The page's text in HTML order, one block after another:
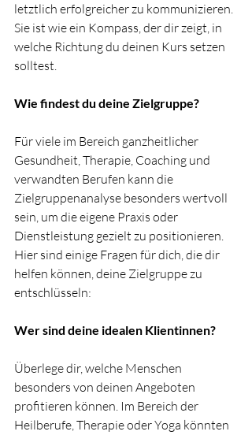
letztlich erfolgreicher zu kommunizieren.
Sie ist wie ein Kompass, der dir zeigt, in
welche Richtung du deinen Kurs setzen
solltest.
Wie findest du deine Zielgruppe?
Für viele im Bereich ganzheitlicher
Gesundheit, Therapie, Coaching und
verwandten Berufen kann die
Zielgruppenanalyse besonders wertvoll
sein, um die eigene Praxis oder
Dienstleistung gezielt zu positionieren.
Hier sind einige Fragen für dich, die dir
helfen können, deine Zielgruppe zu
entschlüsseln:
Wer sind deine idealen Klientinnen?
Überlege dir, welche Menschen
besonders von deinen Angeboten
profitieren können. Im Bereich der
Heilberufe, Therapie oder Yoga könnten